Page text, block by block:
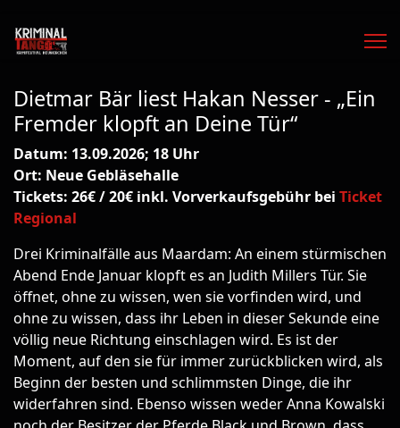
Dietmar Bär liest Hakan Nesser - „Ein
Fremder klopft an Deine Tür“
Datum: 13.09.2026; 18 Uhr
Ort: Neue Gebläsehalle
Tickets: 26€ / 20€ inkl. Vorverkaufsgebühr bei Ticket
Regional
Drei Kriminalfälle aus Maardam: An einem stürmischen
Abend Ende Januar klopft es an Judith Millers Tür. Sie
öffnet, ohne zu wissen, wen sie vorfinden wird, und
ohne zu wissen, dass ihr Leben in dieser Sekunde eine
völlig neue Richtung einschlagen wird. Es ist der
Moment, auf den sie für immer zurückblicken wird, als
Beginn der besten und schlimmsten Dinge, die ihr
widerfahren sind. Ebenso wissen weder Anna Kowalski